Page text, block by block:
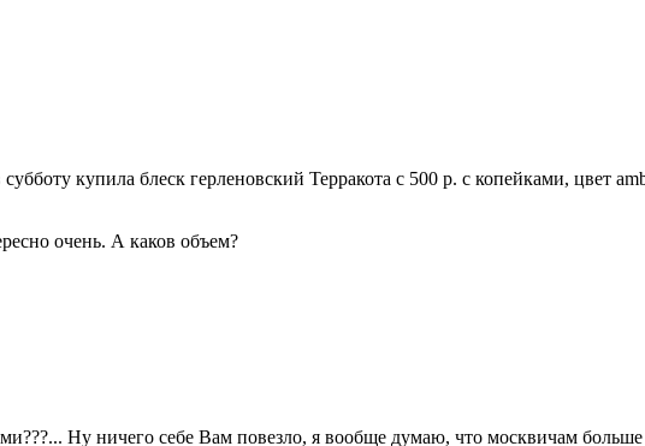
купила блеск герленовский Терракота с 500 р. с копейками, цвет
очень. А каков объем?
Ну ничего себе Вам повезло, я вообще думаю, что москвичам больше